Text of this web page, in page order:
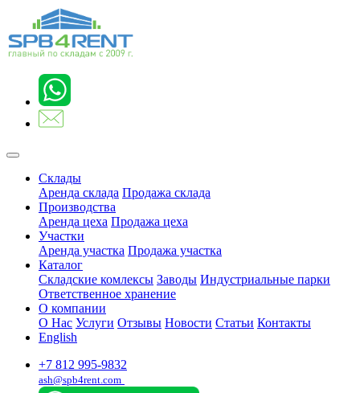
Склады
Аренда склада Продажа склада
Производства
Аренда цеха Продажа цеха
Участки
Аренда участка Продажа участка
Каталог
Складские комлексы Заводы Индустриальные парки
Ответственное хранение
О компании
О Нас Услуги Отзывы Новости Статьи Контакты
English
+7 812 995-9832
ash@spb4rent.com